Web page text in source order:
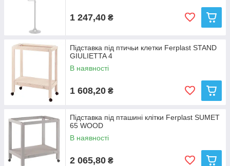
1 247,40 ₴
Підставка під птичьи клетки Ferplast STAND
GIULIETTA 4
В наявності
1 608,20 ₴
Підставка під пташині клітки Ferplast SUMET
65 WOOD
В наявності
2 065,80 ₴